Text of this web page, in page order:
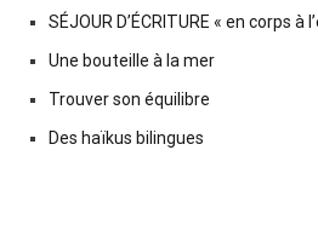
SÉJOUR D’ÉCRITURE « en corps à
Une bouteille à la mer
Trouver son équilibre
Des haïkus bilingues